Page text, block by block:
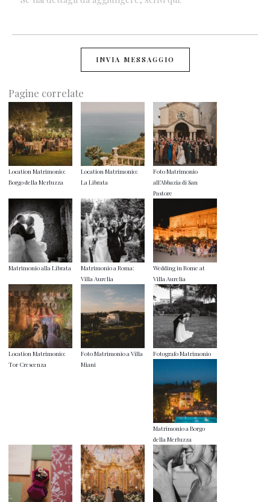
INVIA MESSAGGIO
Pagine correlate
Location Matrimonio:
Borgo della Merluzza
Location Matrimonio:
La Librata
Foto Matrimonio
all’Abbazia di San
Pastore
Matrimonio alla Librata
Matrimonio a Roma:
Villa Aurelia
Wedding in Rome at
Villa Aurelia
Location Matrimonio:
Tor Crescenza
Foto Matrimonio a Villa
Miani
Fotografo Matrimonio
Matrimonio a Borgo
della Merluzza